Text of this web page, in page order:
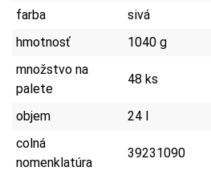
farba
sivá
hmotnosť
1040 g
množstvo na
palete
48 ks
objem
24 l
colná
nomenklatúra
39231090